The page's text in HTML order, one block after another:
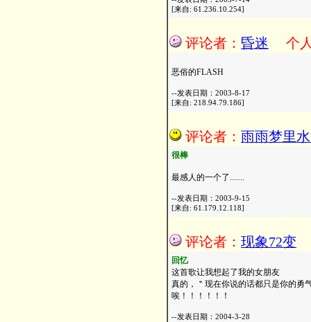
[来自: 61.236.10.254]
评论者： 昏迷 个
恶俗的FLASH
--发表日期：2003-8-17
[来自: 218.94.79.186]
评论者： 雨雨梦里
很棒
最感人的一个了.......
--发表日期：2003-9-15
[来自: 61.179.12.118]
评论者： 现象72变
回忆
这首歌让我想起了我的女朋友
真的，＂现在你说的话都只是你的勇
唉！！！！！！
--发表日期：2004-3-28